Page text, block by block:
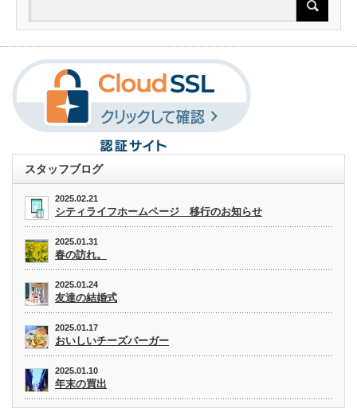
スタッフブログ
2025.02.21
シティライフホームページ 移行のお知らせ
2025.01.31
春の訪れ。
2025.01.24
友達の結婚式
2025.01.17
おいしいチーズバーガー
2025.01.10
年末の買出